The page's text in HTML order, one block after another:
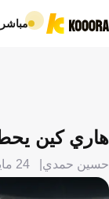
مباشر
هاري كين يحطم
حسين حمدي 24 مايو 2026